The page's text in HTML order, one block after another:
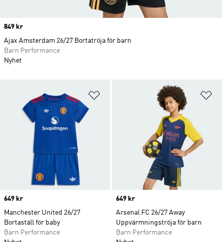
Lägg till på önskelistan
Price
649 kr
Manchester United 26/27
Bortaställ för baby
Barn Performance
Price
649 kr
Arsenal FC 26/27 Away
Uppvärmningströja för barn
Barn Performance
Price
849 kr
Ajax Amsterdam 26/27 Bortatröja för barn
Barn Performance
Nyhet